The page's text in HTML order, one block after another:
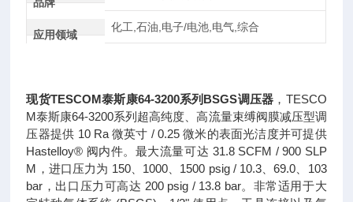
应用领域
化工,石油,电子/电池,电气,综合
现货TESCOM泰斯康64-3200系列BSGS调压器 ，TESCO
M泰斯康64-3200系列超高纯度、高流量束缚阀膜减压型调
压器提供 10 Ra 微英寸 / 0.25 微米的表面光洁度并可提供
Hastelloy® 阀内件。最大流量可达 31.8 SCFM / 900 SLP
M，进口压力为 150、1000、1500 psig / 10.3、69.0、103
bar，出口压力可高达 200 psig / 13.8 bar。非常适用于大